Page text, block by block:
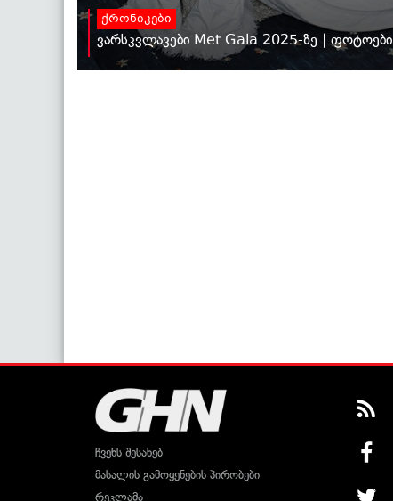
ქრონიკები
ვარსკვლავები Met Gala 2025-ზე | ფოტოები
ჩვენს შესახებ
მასალის გამოყენების პირობები
რეკლამა